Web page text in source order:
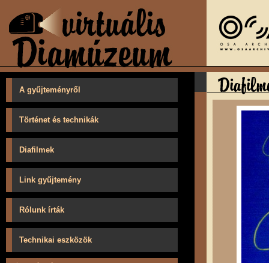
A gyűjteményről
Történet és technikák
Diafilmek
Link gyűjtemény
Rólunk írták
Technikai eszközök